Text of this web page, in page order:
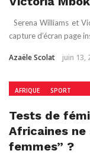
Serena Williams et
capture d’écran page
Azaële Scolat juin 13,
AFRIQUE SPORT
Tests de
Africaines ne
femmes” ?